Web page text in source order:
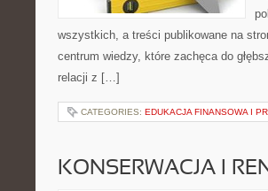
wszystkich, a treści publikowane na
centrum wiedzy, które zachęca do
relacji z […]
CATEGORIES: EDUKACJA FINANSOWA I
KONSERWACJA I